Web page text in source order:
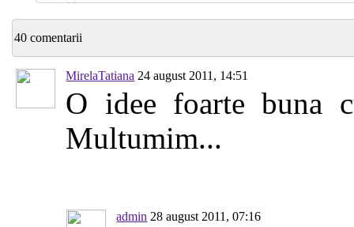
40 comentarii
MirelaTatiana 24 august 2011, 14:51
O idee foarte buna
Multumim...
admin 28 august 2011, 07:16